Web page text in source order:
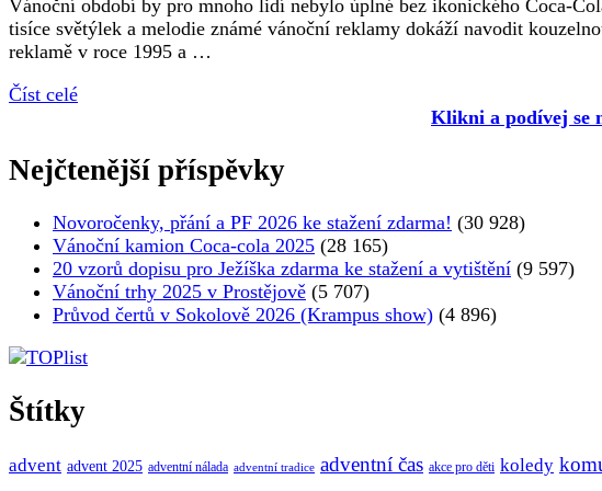
Vánoční období by pro mnoho lidí nebylo úplné bez ikonického Coca-
tisíce světýlek a melodie známé vánoční reklamy dokáží navodit
reklamě v roce 1995 a …
Číst celé
Klikni a podívej se
Nejčtenější příspěvky
Novoročenky, přání a PF 2026 ke stažení zdarma! (30 928)
Vánoční kamion Coca-cola 2025 (28 165)
20 vzorů dopisu pro Ježíška zdarma ke stažení a vytištění (9 597)
Vánoční trhy 2025 v Prostějově (5 707)
Průvod čertů v Sokolově 2026 (Krampus show) (4 896)
Štítky
advent advent 2025 adventní nálada adventní tradice adventní čas akce pro děti koledy